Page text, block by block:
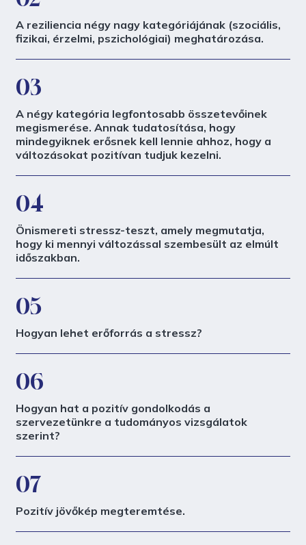
A reziliencia négy nagy kategóriájának (szociális,
fizikai, érzelmi, pszichológiai) meghatározása.
03
A négy kategória legfontosabb összetevőinek
megismerése. Annak tudatosítása, hogy
mindegyiknek erősnek kell lennie ahhoz, hogy a
változásokat pozitívan tudjuk kezelni.
04
Önismereti stressz-teszt, amely megmutatja,
hogy ki mennyi változással szembesült az elmúlt
időszakban.
05
Hogyan lehet erőforrás a stressz?
06
Hogyan hat a pozitív gondolkodás a
szervezetünkre a tudományos vizsgálatok
szerint?
07
Pozitív jövőkép megteremtése.